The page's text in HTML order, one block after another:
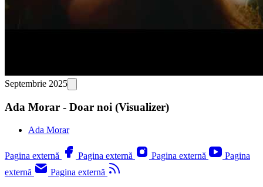
Septembrie 2025
Ada Morar - Doar noi (Visualizer)
Ada Morar
Pagina externă Pagina externă Pagina externă
Pagina
externă
Pagina externă